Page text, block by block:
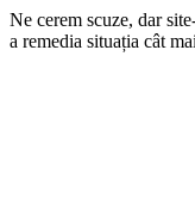
Ne cerem scuze, dar
a remedia situația cât